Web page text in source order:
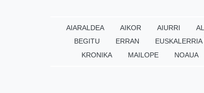
AIARALDEA AIKOR AIURRI
BEGITU
ERRAN
KRONIKA
MAILOPE NOAUA